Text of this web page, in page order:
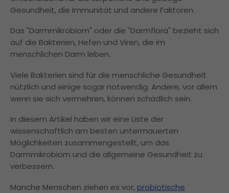
Gesundheit, die Immunität und andere Faktoren.
Das "Darmmikrobiom" oder die "Darmflora" bezieht sich
auf die Bakterien, Hefen und Viren, die im
menschlichen Darm leben.
Viele Bakterien sind für die menschliche Gesundheit
nützlich und einige sogar notwendig. Andere, vor allem
wenn sie sich vermehren, können schädlich sein.
In diesem Artikel haben wir eine Liste der
wissenschaftlich am besten untermauerten
Möglichkeiten zusammengestellt, um das
Darmmikrobiom und die allgemeine Gesundheit zu
verbessern.
Manche Menschen ziehen es vor, probiotische